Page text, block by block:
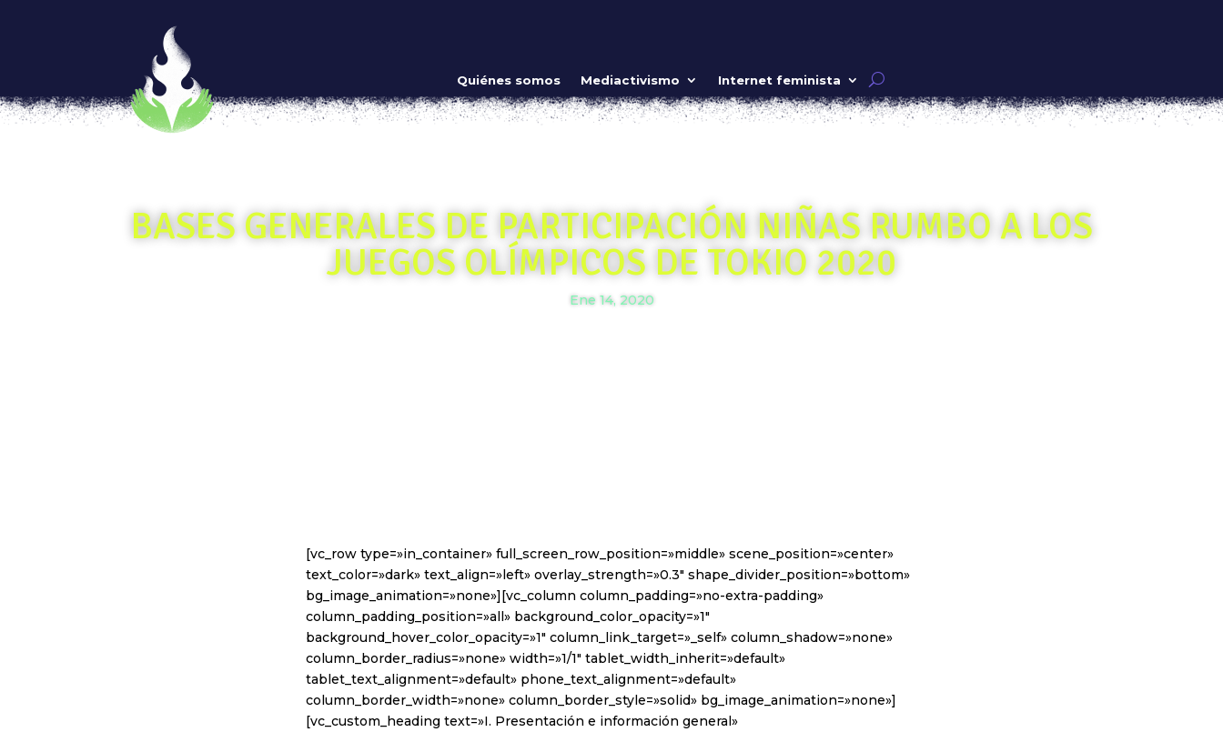
Quiénes somos Mediactivismo Internet feminista
BASES GENERALES DE PARTICIPACIÓN NIÑAS RUMBO A LOS
JUEGOS OLÍMPICOS DE TOKIO 2020
Ene 14, 2020
[vc_row type=»in_container» full_screen_row_position=»middle» scene_position=»center»
text_color=»dark» text_align=»left» overlay_strength=»0.3″ shape_divider_position=»bottom»
bg_image_animation=»none»][vc_column column_padding=»no-extra-padding»
column_padding_position=»all» background_color_opacity=»1″
background_hover_color_opacity=»1″ column_link_target=»_self» column_shadow=»none»
column_border_radius=»none» width=»1/1″ tablet_width_inherit=»default»
tablet_text_alignment=»default» phone_text_alignment=»default»
column_border_width=»none» column_border_style=»solid» bg_image_animation=»none»]
[vc_custom_heading text=»I. Presentación e información general»